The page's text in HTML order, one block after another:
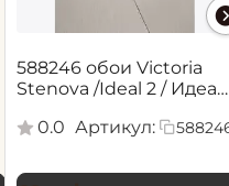
588246 обои Victoria
Stenova /Ideal 2 / Идеал
0.0 Артикул: